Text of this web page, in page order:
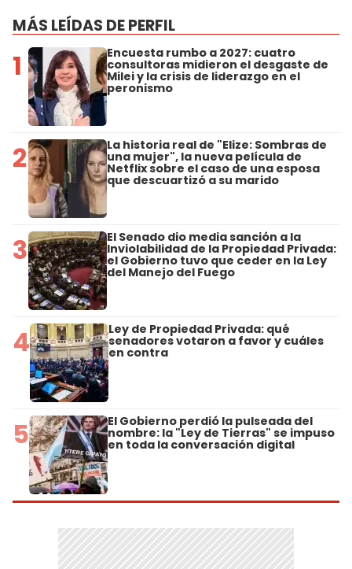
MÁS LEÍDAS DE PERFIL
1 Encuesta rumbo a 2027: cuatro
consultoras midieron el desgaste de
Milei y la crisis de liderazgo en el
peronismo
2 La historia real de "Elize: Sombras de
una mujer", la nueva película de
Netflix sobre el caso de una esposa
que descuartizó a su marido
3 El Senado dio media sanción a la
Inviolabilidad de la Propiedad Privada:
el Gobierno tuvo que ceder en la Ley
del Manejo del Fuego
4 Ley de Propiedad Privada: qué
senadores votaron a favor y cuáles
en contra
5 El Gobierno perdió la pulseada del
nombre: la "Ley de Tierras" se impuso
en toda la conversación digital